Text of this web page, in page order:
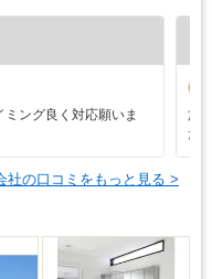
ング良く対応願いま
施
た
社の口コミをもっと見る >